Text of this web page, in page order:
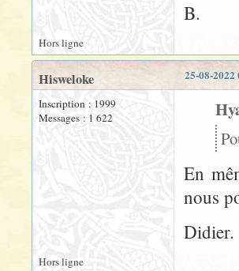
B.
Hors ligne
25-08-2022
Hisweloke
Inscription : 1999
Messages : 1 622
En
nous
Didier.
Hors ligne